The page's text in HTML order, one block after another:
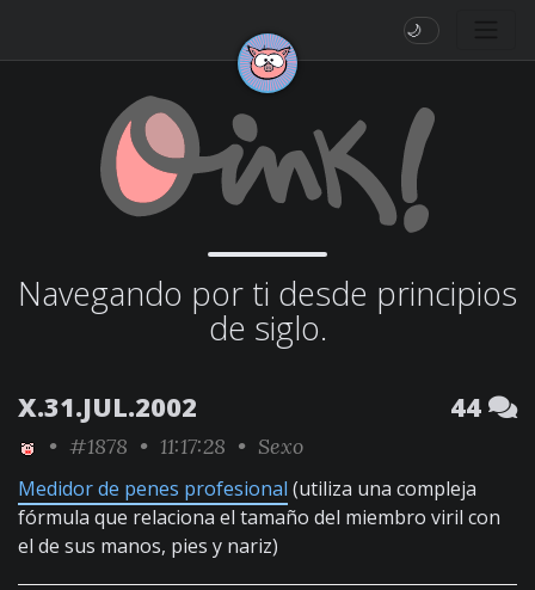
🌙
Navegando por ti desde principios
de siglo.
X.31.JUL.2002 44
• #1878 • 11:17:28 • Sexo
Medidor de penes profesional (utiliza una compleja
fórmula que relaciona el tamaño del miembro viril con
el de sus manos, pies y nariz)